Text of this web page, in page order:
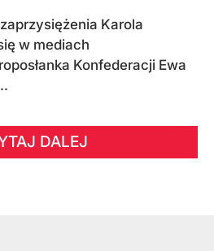
Karola
w mediach
Konfederacji Ewa
DALEJ